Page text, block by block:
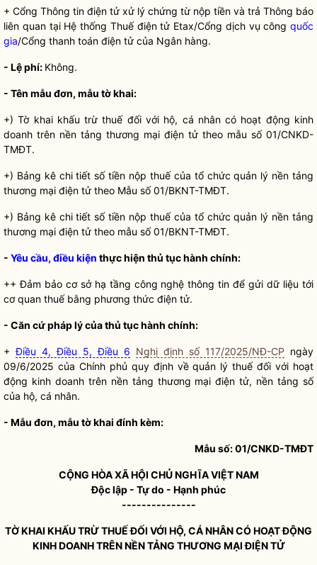
+ Cổng Thông tin điện tử xử lý chứng từ nộp tiền và trả Thông báo
liên quan tại Hệ thống Thuế điện tử Etax/Cổng dịch vụ công quốc
gia/Cổng thanh toán điện tử của Ngân hàng.
- Lệ phí: Không.
- Tên mẫu đơn, mẫu tờ khai:
+) Tờ khai khấu trừ thuế đối với hộ, cá nhân có hoạt động kinh
doanh trên nền tảng thương mại điện tử theo mẫu số 01/CNKD-
TMĐT.
+) Bảng kê chi tiết số tiền nộp thuế của tổ chức quản lý nền tảng
thương mại điện tử theo Mẫu số 01/BKNT-TMĐT.
+) Bảng kê chi tiết số tiền nộp thuế của tổ chức quản lý nền tảng
thương mại điện tử theo mẫu số 01/BKNT-TMĐT.
- Yêu cầu, điều kiện thực hiện thủ tục hành chính:
++ Đảm bảo cơ sở hạ tầng công nghệ thông tin để gửi dữ liệu tới
cơ quan thuế bằng phương thức điện tử.
- Căn cứ pháp lý củathủ tục hành chính:
+Điều 4, Điều 5, Điều 6 Nghị định số 117/2025/NĐ-CP ngày
09/6/2025 của Chính phủ quy định về quản lý thuế đối với hoạt
động kinh doanh trên nền tảng thương mại điện tử, nền tảng số
của hộ, cá nhân.
- Mẫu đơn, mẫu tờ khai đính kèm:
Mẫu số: 01/CNKD-TMĐT
CỘNG HÒA XÃ HỘI CHỦ NGHĨA VIỆT NAM
Độc lập - Tự do - Hạnh phúc
---------------
TỜ KHAI KHẤU TRỪ THUẾ ĐỐI VỚI HỘ, CÁ NHÂN CÓ HOẠT ĐỘNG
KINH DOANH TRÊN NỀN TẢNG THƯƠNG MẠI ĐIỆN TỬ